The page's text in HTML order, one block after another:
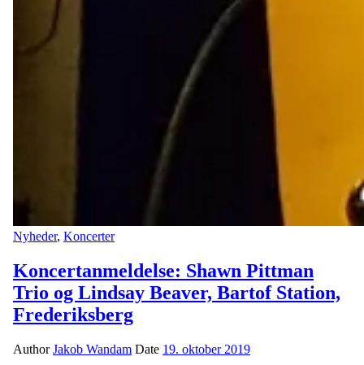
Nyheder, Koncerter
Koncertanmeldelse: Shawn Pittman
Trio og Lindsay Beaver, Bartof Station,
Frederiksberg
AuthorJakob Wandam Date 19. oktober 2019